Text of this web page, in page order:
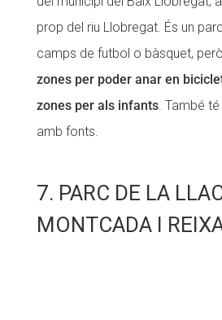
prop del riu Llobregat. És un
camps de futbol o bàsquet,
zones per poder anar en
zones per als infants. També
amb fonts.
7. PARC DE LA
MONTCADA I